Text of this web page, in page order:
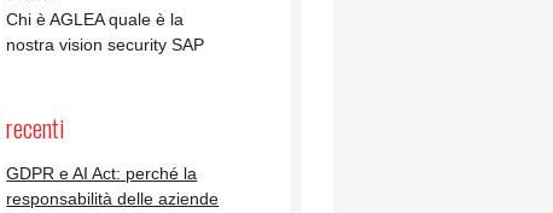
Chi è AGLEA quale è la
nostra vision security SAP
GDPR e AI Act: perché la
responsabilità delle aziende